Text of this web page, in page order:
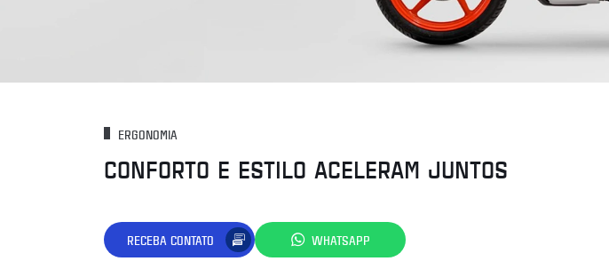
ERGONOMIA
CONFORTO E ESTILO ACELERAM JUNTOS
RECEBA CONTATO WHATSAPP